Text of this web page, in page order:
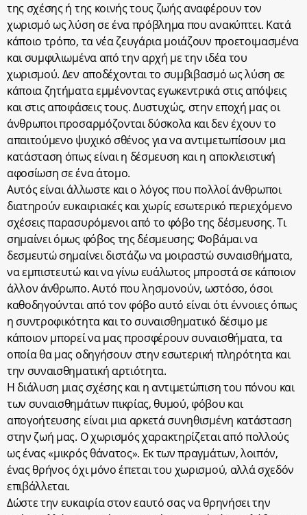
της σχέσης ή της κοινής τους ζωής αναφέρουν τον
χωρισμό ως λύση σε ένα πρόβλημα που ανακύπτει. Κατά
κάποιο τρόπο, τα νέα ζευγάρια μοιάζουν προετοιμασμένα
και συμφιλιωμένα από την αρχή με την ιδέα του
χωρισμού. Δεν αποδέχονται το συμβιβασμό ως λύση σε
κάποια ζητήματα εμμένοντας εγωκεντρικά στις απόψεις
και στις αποφάσεις τους. Δυστυχώς, στην εποχή μας οι
άνθρωποι προσαρμόζονται δύσκολα και δεν έχουν το
απαιτούμενο ψυχικό σθένος για να αντιμετωπίσουν μια
κατάσταση όπως είναι η δέσμευση και η αποκλειστική
αφοσίωση σε ένα άτομο.
Αυτός είναι άλλωστε και ο λόγος που πολλοί άνθρωποι
διατηρούν ευκαιριακές και χωρίς εσωτερικό περιεχόμενο
σχέσεις παρασυρόμενοι από το φόβο της δέσμευσης. Τι
σημαίνει όμως φόβος της δέσμευσης; Φοβάμαι να
δεσμευτώ σημαίνει διστάζω να μοιραστώ συναισθήματα,
να εμπιστευτώ και να γίνω ευάλωτος μπροστά σε κάποιον
άλλον άνθρωπο. Αυτό που λησμονούν, ωστόσο, όσοι
καθοδηγούνται από τον φόβο αυτό είναι ότι έννοιες όπως
η συντροφικότητα και το συναισθηματικό δέσιμο με
κάποιον μπορεί να μας προσφέρουν συναισθήματα, τα
οποία θα μας οδηγήσουν στην εσωτερική πληρότητα και
την συναισθηματική αρτιότητα.
Η διάλυση μιας σχέσης και η αντιμετώπιση του πόνου και
των συναισθημάτων πικρίας, θυμού, φόβου και
απογοήτευσης είναι μια αρκετά συνηθισμένη κατάσταση
στην ζωή μας. Ο χωρισμός χαρακτηρίζεται από πολλούς
ως ένας «μικρός θάνατος». Εκ των πραγμάτων, λοιπόν,
ένας θρήνος όχι μόνο έπεται του χωρισμού, αλλά σχεδόν
επιβάλλεται.
Δώστε την ευκαιρία στον εαυτό σας να θρηνήσει την